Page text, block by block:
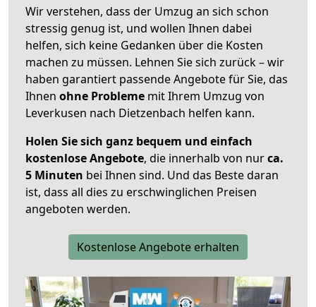
Wir verstehen, dass der Umzug an sich schon
stressig genug ist, und wollen Ihnen dabei
helfen, sich keine Gedanken über die Kosten
machen zu müssen. Lehnen Sie sich zurück – wir
haben garantiert passende Angebote für Sie, das
Ihnen ohne Probleme mit Ihrem Umzug von
Leverkusen nach Dietzenbach helfen kann.
Holen Sie sich ganz bequem und einfach
kostenlose Angebote, die innerhalb von nurca.
5 Minuten bei Ihnen sind. Und das Beste daran
ist, dass all dies zu erschwinglichen Preisen
angeboten werden.
Kostenlose Angebote erhalten